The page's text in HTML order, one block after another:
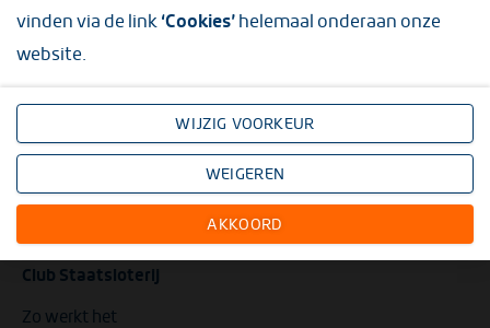
vinden via de link ‘Cookies’ helemaal onderaan onze
website.
WIJZIG VOORKEUR
WEIGEREN
AKKOORD
Club Staatsloterij
Zo werkt het